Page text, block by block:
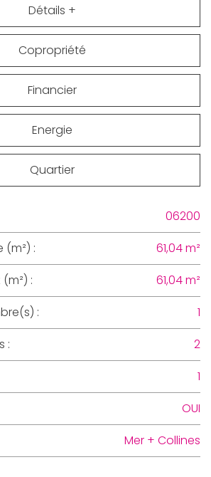
Détails +
Copropriété
Financier
Energie
Quartier
06200
:
61,04 m²
:
61,04 m²
:
1
:
2
1
OUI
Mer + Collines